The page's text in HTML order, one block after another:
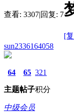
查看: 3307|回复: 7
[
sun2336164058
64
主题
65
帖子
321
积分
中级会员